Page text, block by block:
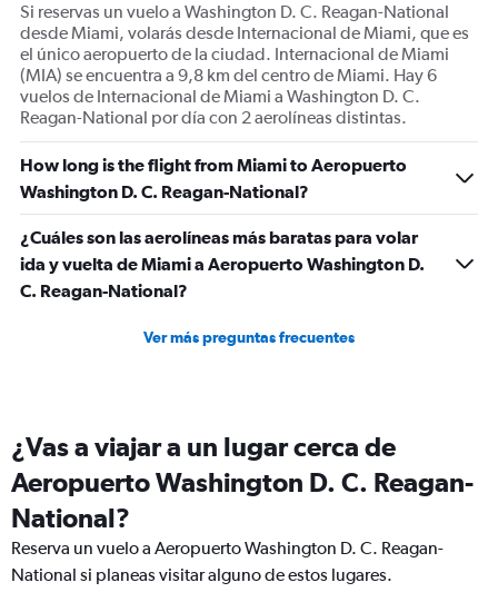
Si reservas un vuelo a Washington D. C. Reagan-National
desde Miami, volarás desde Internacional de Miami, que es
el único aeropuerto de la ciudad. Internacional de Miami
(MIA) se encuentra a 9,8 km del centro de Miami. Hay 6
vuelos de Internacional de Miami a Washington D. C.
Reagan-National por día con 2 aerolíneas distintas.
How long is the flight from Miami to Aeropuerto
Washington D. C. Reagan-National?
¿Cuáles son las aerolíneas más baratas para volar
ida y vuelta de Miami a Aeropuerto Washington D.
C. Reagan-National?
Ver más preguntas frecuentes
¿Vas a viajar a un lugar cerca de
Aeropuerto Washington D. C. Reagan-
National?
Reserva un vuelo a Aeropuerto Washington D. C. Reagan-
National si planeas visitar alguno de estos lugares.